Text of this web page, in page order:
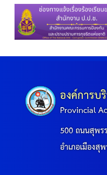
องค์การ
Provincial
500 ถนนสุพ
อำเภอเมือง